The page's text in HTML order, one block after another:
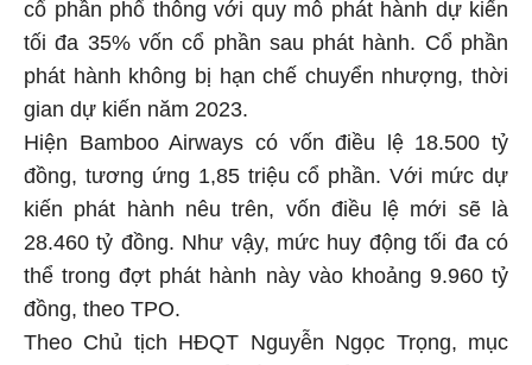
cổ phần phổ thông với quy mô phát hành dự kiến
tối đa 35% vốn cổ phần sau phát hành. Cổ phần
phát hành không bị hạn chế chuyển nhượng, thời
gian dự kiến năm 2023.
Hiện Bamboo Airways có vốn điều lệ 18.500 tỷ
đồng, tương ứng 1,85 triệu cổ phần. Với mức dự
kiến phát hành nêu trên, vốn điều lệ mới sẽ là
28.460 tỷ đồng. Như vậy, mức huy động tối đa có
thể trong đợt phát hành này vào khoảng 9.960 tỷ
đồng, theo TPO.
Theo Chủ tịch HĐQT Nguyễn Ngọc Trọng, mục